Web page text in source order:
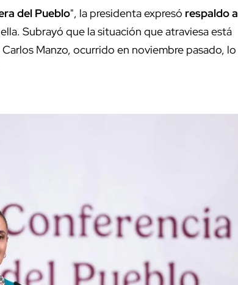
del Pueblo", la presidenta expresó respaldo a
Subrayó que la situación que atraviesa está
Manzo, ocurrido en noviembre pasado, lo